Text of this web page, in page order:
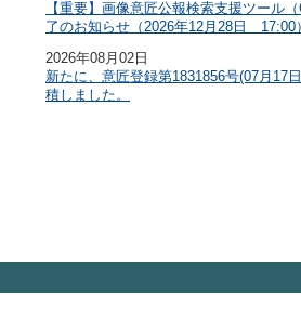
【重要】画像意匠公報検索支援ツール
了のお知らせ（2026年12月28日 17:00）
2026年08月02日
新たに、意匠登録第1831856号(07月17
積しました。